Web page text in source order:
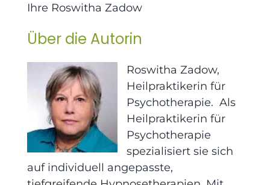
Ihre Roswitha Zadow
Über die Autorin
Roswitha Zadow,
Heilpraktikerin für
Psychotherapie. Als
Heilpraktikerin für
Psychotherapie
spezialisiert sie sich
auf individuell angepasste,